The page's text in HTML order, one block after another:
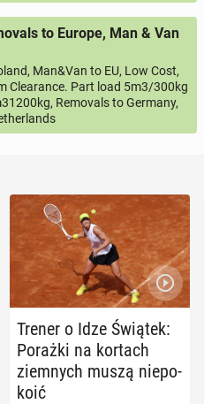
to Europe, Man & Van
Man&Van to EU, Low Cost,
Clearance. Part load 5m3/300kg
Removals to Germany,
Trener o Idze Świątek:
Porażki na kortach
ziem­nych muszą nie­po­
ko­ić